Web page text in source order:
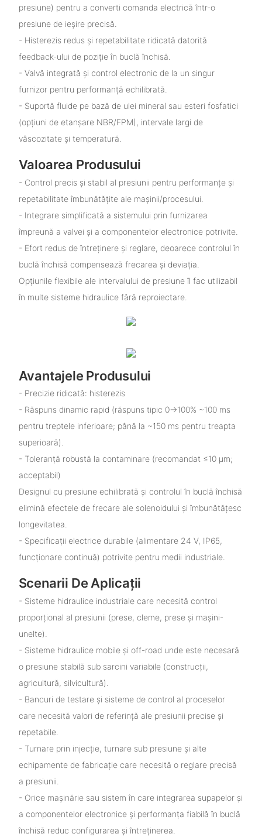
presiune) pentru a converti comanda electrică într-o
presiune de ieșire precisă.
- Histerezis redus și repetabilitate ridicată datorită
feedback-ului de poziție în buclă închisă.
- Valvă integrată și control electronic de la un singur
furnizor pentru performanță echilibrată.
- Suportă fluide pe bază de ulei mineral sau esteri fosfatici
(opțiuni de etanșare NBR/FPM), intervale largi de
vâscozitate și temperatură.
Valoarea Produsului
- Control precis și stabil al presiunii pentru performanțe și
repetabilitate îmbunătățite ale mașinii/procesului.
- Integrare simplificată a sistemului prin furnizarea
împreună a valvei și a componentelor electronice potrivite.
- Efort redus de întreținere și reglare, deoarece controlul în
buclă închisă compensează frecarea și deviația.
Opțiunile flexibile ale intervalului de presiune îl fac utilizabil
în multe sisteme hidraulice fără reproiectare.
Avantajele Produsului
- Precizie ridicată: histerezis
- Răspuns dinamic rapid (răspuns tipic 0→100% ~100 ms
pentru treptele inferioare; până la ~150 ms pentru treapta
superioară).
- Toleranță robustă la contaminare (recomandat ≤10 µm;
acceptabil)
Designul cu presiune echilibrată și controlul în buclă închisă
elimină efectele de frecare ale solenoidului și îmbunătățesc
longevitatea.
- Specificații electrice durabile (alimentare 24 V, IP65,
funcționare continuă) potrivite pentru medii industriale.
Scenarii De Aplicații
- Sisteme hidraulice industriale care necesită control
proporțional al presiunii (prese, cleme, prese și mașini-
unelte).
- Sisteme hidraulice mobile și off-road unde este necesară
o presiune stabilă sub sarcini variabile (construcții,
agricultură, silvicultură).
- Bancuri de testare și sisteme de control al proceselor
care necesită valori de referință ale presiunii precise și
repetabile.
- Turnare prin injecție, turnare sub presiune și alte
echipamente de fabricație care necesită o reglare precisă
a presiunii.
- Orice mașinărie sau sistem în care integrarea supapelor și
a componentelor electronice și performanța fiabilă în buclă
închisă reduc configurarea și întreținerea.